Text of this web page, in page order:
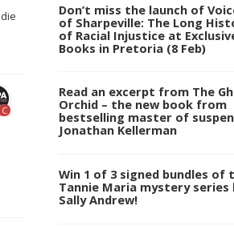
C
Don’t miss the launch of
of Sharpeville: The Long
of Racial Injustice at
Books in Pretoria (8 Feb)
Read an excerpt from The
Orchid – the new book from
bestselling master of
Jonathan Kellerman
Win 1 of 3 signed bundles of
Tannie Maria mystery series
Sally Andrew!